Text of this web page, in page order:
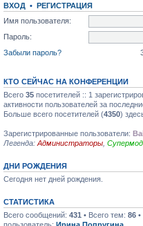
ВХОД • РЕГИСТРАЦИЯ
Имя пользователя:
Пароль:
Забыли пароль?
КТО СЕЙЧАС НА КОНФЕРЕНЦИИ
Всего 35 посетителей :: 1
активности пользователей за
Больше всего посетителей (4350)
Зарегистрированные пользователи:
Легенда: Администраторы
ДНИ РОЖДЕНИЯ
Сегодня нет дней рождения.
СТАТИСТИКА
Всего сообщений: 431 • Всего тем: 86